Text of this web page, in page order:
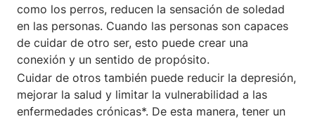
como los perros, reducen la sensación de soledad
en las personas. Cuando las personas son capaces
de cuidar de otro ser, esto puede crear una
conexión y un sentido de propósito.
Cuidar de otros también puede reducir la depresión,
mejorar la salud y limitar la vulnerabilidad a las
enfermedades crónicas*. De esta manera, tener un